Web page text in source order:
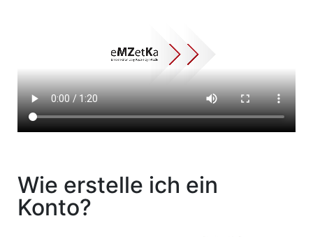
Wie erstelle ich ein
Konto?